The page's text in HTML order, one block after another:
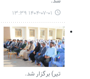
۱۴۰۴-۰۷-۰۱ ۱۳:۳۹
تیر) برگزار شد.